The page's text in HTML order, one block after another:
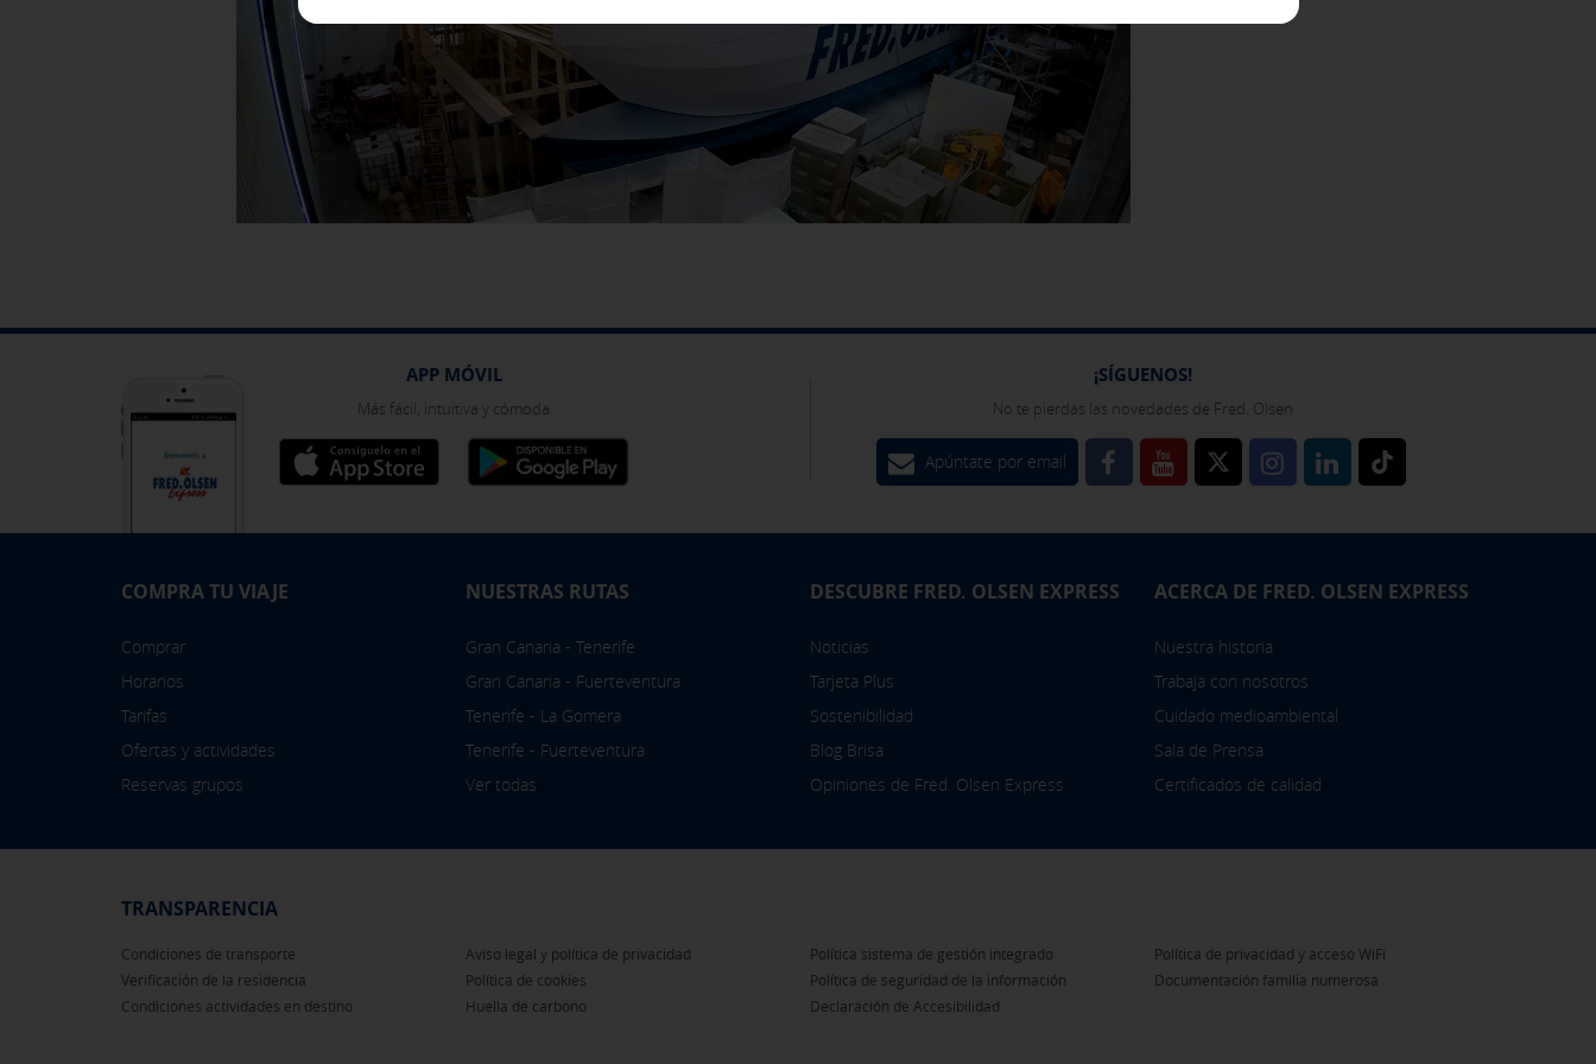
APP MÓVIL
Más fácil, intuitiva y cómoda
¡SÍGUENOS!
No te pierdas las novedades de Fred. Olsen
Apúntate por email
COMPRA TU VIAJE
Comprar
Horarios
Tarifas
Ofertas y actividades
Reservas grupos
NUESTRAS RUTAS
Gran Canaria - Tenerife
Gran Canaria - Fuerteventura
Tenerife - La Gomera
Tenerife - Fuerteventura
Ver todas
DESCUBRE FRED. OLSEN EXPRESS
Noticias
Tarjeta Plus
Sostenibilidad
Blog Brisa
Opiniones de Fred. Olsen Express
ACERCA DE FRED. OLSEN EXPRESS
Nuestra historia
Trabaja con nosotros
Cuidado medioambiental
Sala de Prensa
Certificados de calidad
TRANSPARENCIA
Condiciones de transporte Aviso legal y política de privacidad Política sistema de gestión integrado
Política de privacidad y acceso WiFi
Verificación de la residencia
Política de cookies Política de seguridad de la información
Documentación familia numerosa
Condiciones actividades en destino
Huella de carbono Declaración de Accesibilidad
GUARDAR CONFIGURACIÓN
Pulsa aquí para desactivar las cookies opcionales
Puedes volver a configurar tus cookies desde la sección "Política de cookies" al pie de la página. También puedes consultar nuestra
política de cookies